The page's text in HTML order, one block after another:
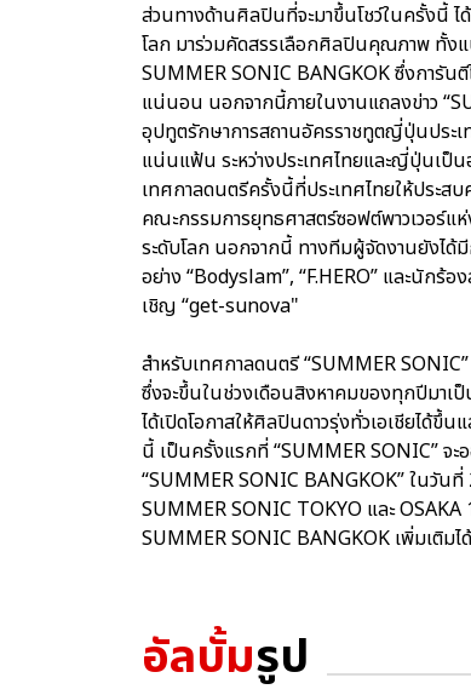
ส่วนทางด้านศิลปินที่จะมาขึ้นโชว์ในครั้งนี้
โลก มาร่วมคัดสรรเลือกศิลปินคุณภาพ ทั้งแ
SUMMER SONIC BANGKOK ซึ่งการันตี
แน่นอน นอกจากนี้ภายในงานแถลงข่าว
อุปทูตรักษาการสถานอัครราชทูตญี่ปุ่นประ
แน่นแฟ้น ระหว่างประเทศไทยและญี่ปุ่นเ
เทศกาลดนตรีครั้งนี้ที่ประเทศไทยให้ประส
คณะกรรมการยุทธศาสตร์ซอฟต์พาวเวอร์แ
ระดับโลก นอกจากนี้ ทางทีมผู้จัดงานยังได้
อย่าง “Bodyslam”, “F.HERO” และนัก
เชิญ “get-sunova"
สําหรับเทศกาลดนตรี “SUMMER
ซึ่งจะขึ้นในช่วงเดือนสิงหาคมของทุกปีมาเป็
ได้เปิดโอกาสให้ศิลปินดาวรุ่งทั่วเอเชียได้ขึ้
นี้ เป็นครั้งแรกที่ “SUMMER SONIC” จ
“SUMMER SONIC BANGKOK” ในวั
SUMMER SONIC TOKYO และ OSAKA
SUMMER SONIC BANGKOK เพิ่มเติ
อัลบั้มรูป